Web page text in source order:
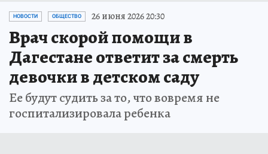
НОВОСТИ ОБЩЕСТВО 26 июня 2026 20:30
Врач скорой помощи в
Дагестане ответит за смерть
девочки в детском саду
Ее будут судить за то, что вовремя не
госпитализировала ребенка